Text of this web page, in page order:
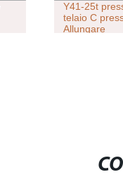
Y41-25t
telaio C
Allungare